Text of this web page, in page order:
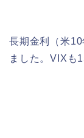
長期金利（米
ました。VIXも